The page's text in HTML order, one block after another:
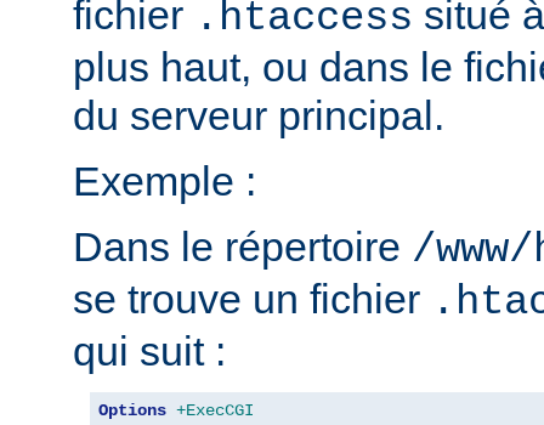
fichier .htaccess situé
plus haut, ou dans le
du serveur principal.
Exemple :
Dans le répertoire /
se trouve un fichier
qui suit :
Options +ExecCGI